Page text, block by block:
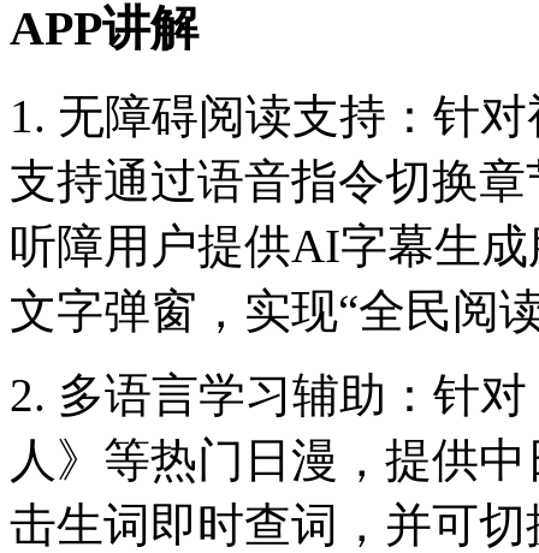
APP讲解
1. 无障碍阅读支持：针
支持通过语音指令切换
听障用户提供AI字幕生
文字弹窗，实现“全民阅
2. 多语言学习辅助：针
人》等热门日漫，提供
击生词即时查词，并可